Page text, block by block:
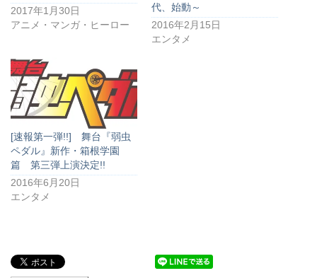
2017年1月30日
アニメ・マンガ・ヒーロー
代、始動～
2016年2月15日
エンタメ
[速報第一弾!!] 舞台『弱虫
ペダル』新作・箱根学園
篇 第三弾上演決定!!
2016年6月20日
エンタメ